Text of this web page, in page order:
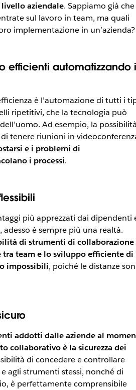
aziendale. Sappiamo già che
sul lavoro in team, ma quali
implementazione in un’azienda?
efficienti automatizzando i
è l’automazione di tutti i
ripetitivi, che la tecnologia può
Ad esempio, la possibilità
tenere riunioni in
e i problemi di
i processi.
più apprezzati dai dipendenti
è sempre più una realtà.
di strumenti di collaborazione
tra team e lo sviluppo efficiente di
impossibili, poiché le distanze
addotti dalle aziende al
collaborativo è la sicurezza dei
di concedere e controllare
agli strumenti stessi, nonché di
è perfettamente comprensibile